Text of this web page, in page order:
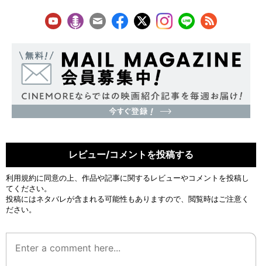
レビュー/コメントを投稿する
利用規約に同意の上、作品や記事に関するレビューやコメントを投稿し
てください。
投稿にはネタバレが含まれる可能性もありますので、閲覧時はご注意く
ださい。